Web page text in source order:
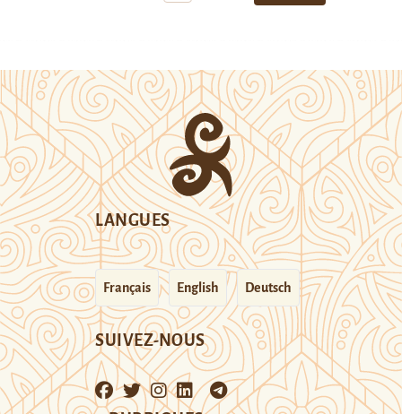
LANGUES
Français English Deutsch
SUIVEZ-NOUS